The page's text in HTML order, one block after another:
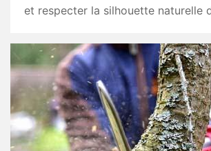
et respecter la silhouette naturelle